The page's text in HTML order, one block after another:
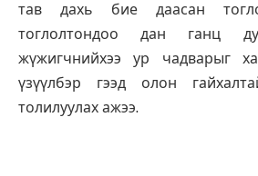
тав дахь бие даасан
тоглолтондоо дан ганц
жүжигчнийхээ ур чадварыг
үзүүлбэр гээд олон
толилуулах ажээ.